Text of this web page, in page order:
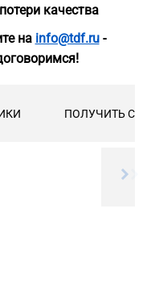
качества
на info@tdf.ru-
ПОЛУЧИТЬ